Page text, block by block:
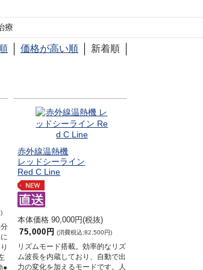
療
価格が高い順 新着順
●
赤外線温熱機
レッドシーライン
Red C Line
本体価格 90,000円(税抜)
75,000円 (消費税込:82,500円)
リズムモード搭載。効率的なリズ
ム波長を内蔵しており、自動で出
力の変化を加えるモードです。人